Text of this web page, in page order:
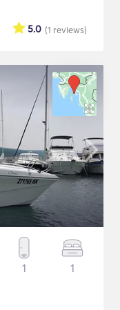
(1 reviews)
5.0
1 1